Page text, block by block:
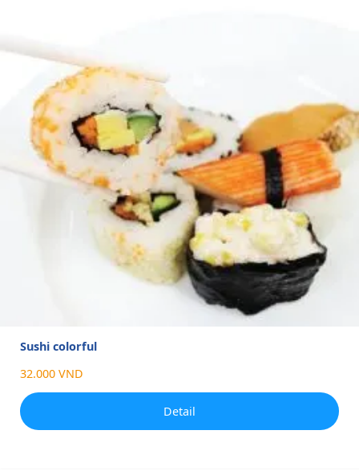
Sushi colorful
32.000 VND
Detail